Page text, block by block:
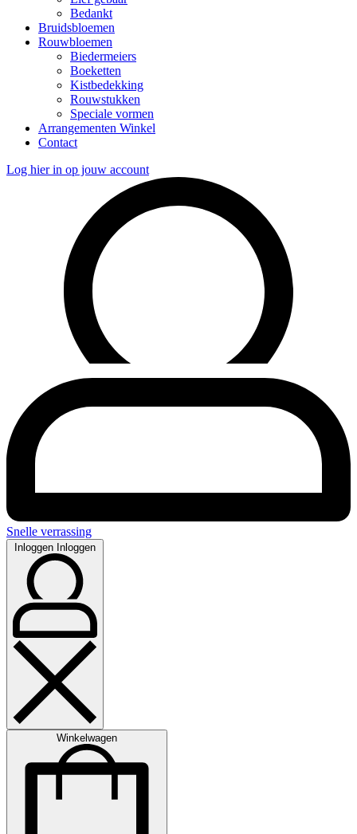
Bedankt
Bruidsbloemen
Rouwbloemen
Biedermeiers
Boeketten
Kistbedekking
Rouwstukken
Speciale vormen
Arrangementen Winkel
Contact
Log hier in op jouw account
Snelle verrassing
Inloggen Inloggen
Winkelwagen